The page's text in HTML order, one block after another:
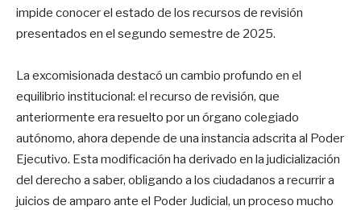
impide conocer el estado de los recursos de revisión
presentados en el segundo semestre de 2025.
La excomisionada destacó un cambio profundo en el
equilibrio institucional: el recurso de revisión, que
anteriormente era resuelto por un órgano colegiado
autónomo, ahora depende de una instancia adscrita al Poder
Ejecutivo. Esta modificación ha derivado en la judicialización
del derecho a saber, obligando a los ciudadanos a recurrir a
juicios de amparo ante el Poder Judicial, un proceso mucho